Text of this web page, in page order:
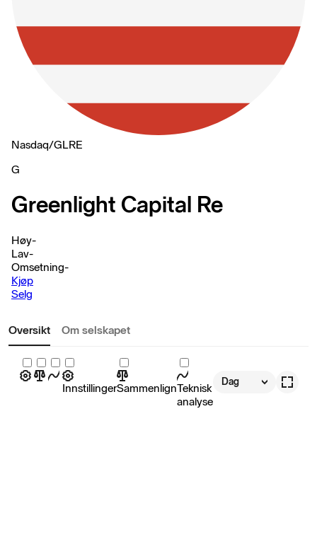
Nasdaq/GLRE
G
Greenlight Capital Re
Høy-
Lav-
Omsetning-
Kjøp
Selg
Oversikt Om selskapet
InnstillingerSammenlignTeknisk
analyse
Dag